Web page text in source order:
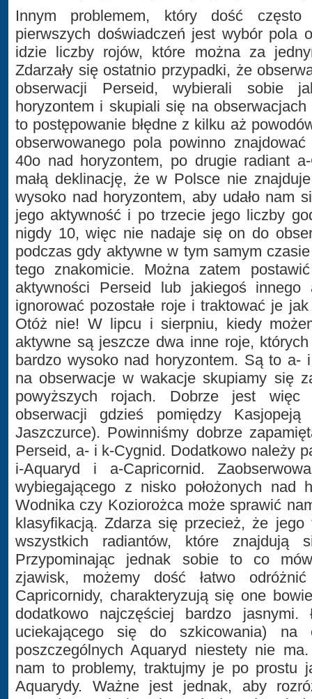
Innym problemem, który dość
pierwszych doświadczeń jest wybór pola
idzie liczby rojów, które można za
Zdarzały się ostatnio przypadki, że
obserwacji Perseid, wybierali sobie
horyzontem i skupiali się na
to postępowanie błędne z kilku aż
obserwowanego pola powinno
40o nad horyzontem, po drugie radiant
małą deklinację, że w Polsce nie
wysoko nad horyzontem, aby udało nam
jego aktywność i po trzecie jego liczby
nigdy 10, więc nie nadaje się on do
podczas gdy aktywne w tym samym
tego znakomicie. Można zatem
aktywności Perseid lub jakiegoś innego
ignorować pozostałe roje i traktować je
Otóż nie! W lipcu i sierpniu, kiedy
aktywne są jeszcze dwa inne roje,
bardzo wysoko nad horyzontem. Są to a-
na obserwacje w wakacje skupiamy się
powyższych rojach. Dobrze jest więc
obserwacji gdzieś pomiędzy
Jaszczurce). Powinniśmy dobrze
Perseid, a- i k-Cygnid. Dodatkowo należy
i-Aquaryd i a-Capricornid.
wybiegającego z nisko położonych nad
Wodnika czy Koziorożca może sprawić
klasyfikacją. Zdarza się przecież, że
wszystkich radiantów, które znajdują
Przypominając jednak sobie to co
zjawisk, możemy dość łatwo
Capricornidy, charakteryzują się one
dodatkowo najczęściej bardzo jasnymi.
uciekającego się do szkicowania) na
poszczególnych Aquaryd niestety nie
nam to problemy, traktujmy je po prostu
Aquarydy. Ważne jest jednak, aby